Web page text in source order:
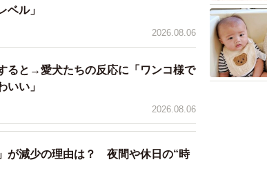
ベル」
2026.08.06
ると→愛犬たちの反応に「ワンコ様で
いい」
2026.08.06
が減少の理由は？ 夜間や休日の“時